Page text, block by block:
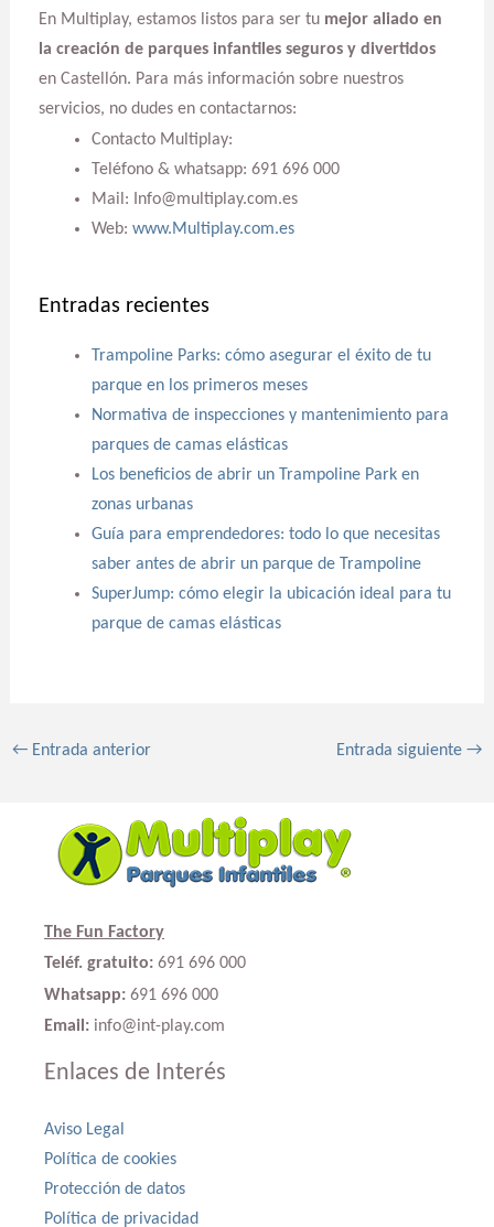
En Multiplay, estamos listos para ser tu mejor aliado en
la creación de parques infantiles seguros y divertidos
en Castellón. Para más información sobre nuestros
servicios, no dudes en contactarnos:
Contacto Multiplay:
Teléfono & whatsapp: 691 696 000
Mail: Info@multiplay.com.es
Web: www.Multiplay.com.es
Entradas recientes
Trampoline Parks: cómo asegurar el éxito de tu
parque en los primeros meses
Normativa de inspecciones y mantenimiento para
parques de camas elásticas
Los beneficios de abrir un Trampoline Park en
zonas urbanas
Guía para emprendedores: todo lo que necesitas
saber antes de abrir un parque de Trampoline
SuperJump: cómo elegir la ubicación ideal para tu
parque de camas elásticas
←Entrada anterior Entrada siguiente→
The Fun Factory
Teléf. gratuito: 691 696 000
Whatsapp: 691 696 000
Email: info@int-play.com
Enlaces de Interés
Aviso Legal
Política de cookies
Protección de datos
Política de privacidad